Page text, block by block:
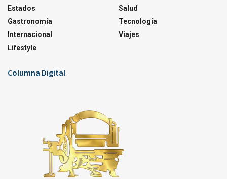
Estados
Gastronomía
Internacional
Lifestyle
Salud
Tecnología
Viajes
Columna Digital